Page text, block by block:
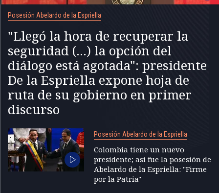
Posesión Abelardo de la Espriella
"Llegó la hora de recuperar la
seguridad (...) la opción del
diálogo está agotada": presidente
De la Espriella expone hoja de
ruta de su gobierno en primer
discurso
Posesión Abelardo de la Espriella
Colombia tiene un nuevo
presidente; así fue la posesión de
Abelardo de la Espriella: "Firme
por la Patria"